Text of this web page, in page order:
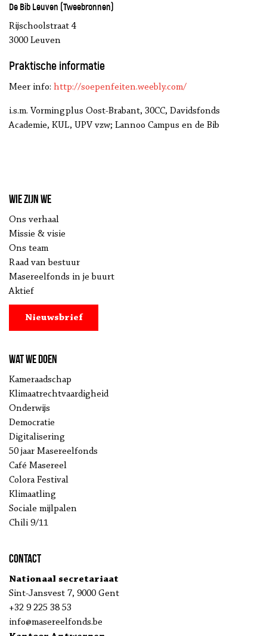
De Bib Leuven (Tweebronnen)
Rijschoolstraat 4
3000 Leuven
Praktische informatie
Meer info: http://soepenfeiten.weebly.com/
i.s.m. Vormingplus Oost-Brabant, 30CC, Davidsfonds
Academie, KUL, UPV vzw; Lannoo Campus en de Bib
Wie zijn we
Ons verhaal
Missie & visie
Ons team
Raad van bestuur
Masereelfonds in je buurt
Aktief
Nieuwsbrief
Wat we doen
Kameraadschap
Klimaatrechtvaardigheid
Onderwijs
Democratie
Digitalisering
50 jaar Masereelfonds
Café Masereel
Colora Festival
Klimaatling
Sociale mijlpalen
Chili 9/11
Contact
Nationaal secretariaat
Sint-Jansvest 7, 9000 Gent
+32 9 225 38 53
info@masereelfonds.be